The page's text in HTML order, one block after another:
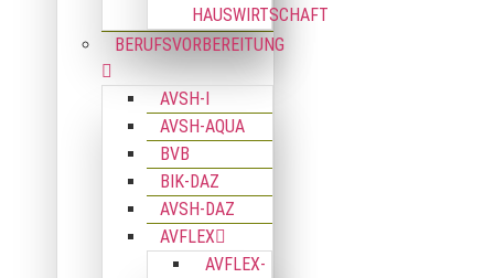
HAUSWIRTSCHAFT
BERUFSVORBEREITUNG
AVSH-I
AVSH-AQUA
BVB
BIK-DAZ
AVSH-DAZ
AVFLEX
AVFLEX-